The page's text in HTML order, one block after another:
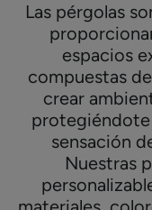
Las pérgolas
espacios
compuestas
crear
protegiéndote
sensación
Nuestras